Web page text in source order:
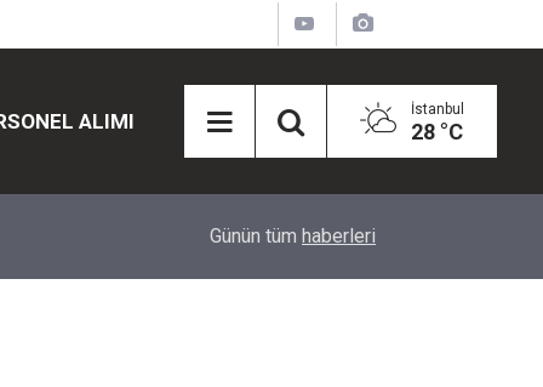
ALIMI İstanbul
28 °C
Eğiti Bir Sen'den Kadınlar İçin Olay Teklif:
Günün tüm haberleri